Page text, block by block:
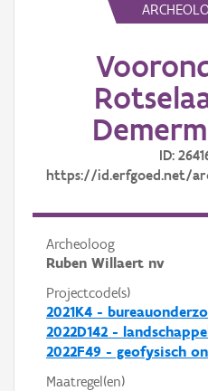
ID:
https://id.erfgoed.net/
Archeoloog
Ruben Willaert nv
Projectcode(s)
2021K4 -
2022D142 -
2022F49 - geofysisch
Maatregel(en)